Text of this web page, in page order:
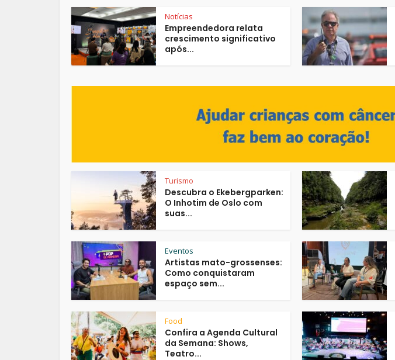
Notícias
Empreendedora relata
crescimento significativo
após...
Turismo
Descubra o Ekebergparken:
O Inhotim de Oslo com
suas...
Eventos
Artistas mato-grossenses:
Como conquistaram
espaço sem...
Food
Confira a Agenda Cultural
da Semana: Shows,
Teatro...